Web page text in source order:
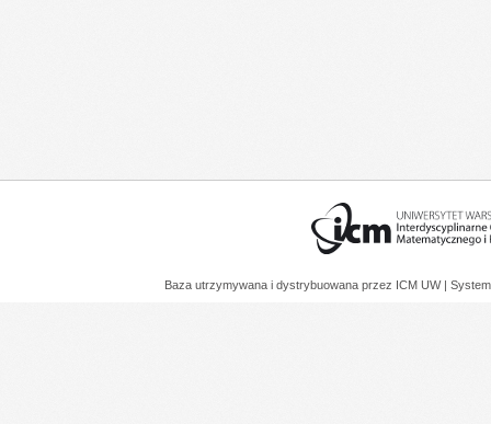
Baza utrzymywana i dystrybuowana przez ICM UW |